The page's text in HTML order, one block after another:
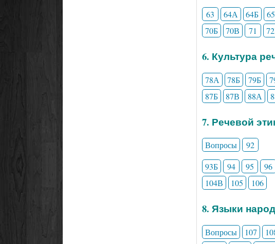
63 64А 64Б
70Б
70В 71
6. Культура
78А 78Б 79Б
87Б
87В 88А
7. Речевой
Вопросы
92
93Б
94 95 96
104В
105 106
8. Языки
Вопросы 107